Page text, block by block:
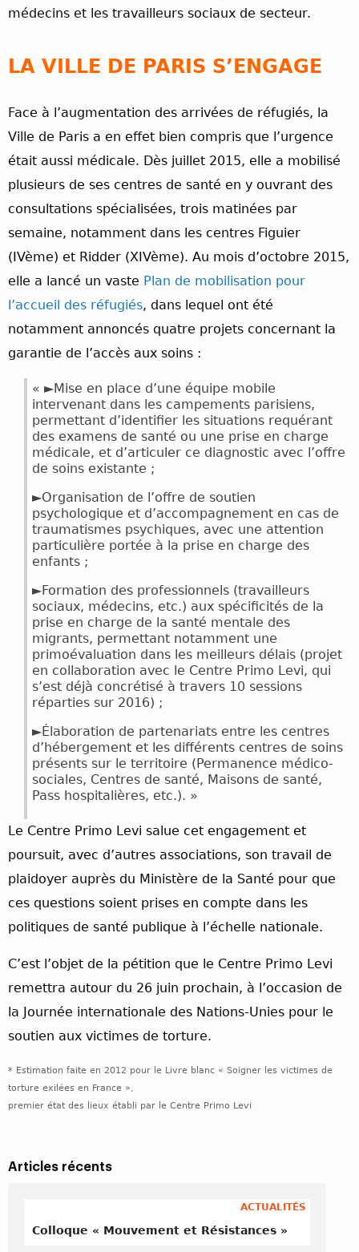
médecins et les travailleurs sociaux de secteur.
LA VILLE DE PARIS S’ENGAGE
Face à l’augmentation des arrivées de réfugiés, la
Ville de Paris a en effet bien compris que l’urgence
était aussi médicale. Dès juillet 2015, elle a mobilisé
plusieurs de ses centres de santé en y ouvrant des
consultations spécialisées, trois matinées par
semaine, notamment dans les centres Figuier
(IVème) et Ridder (XIVème). Au mois d’octobre 2015,
elle a lancé un vaste Plan de mobilisation pour
l’accueil des réfugiés, dans lequel ont été
notamment annoncés quatre projets concernant la
garantie de l’accès aux soins :
« ►Mise en place d’une équipe mobile
intervenant dans les campements parisiens,
permettant d’identifier les situations requérant
des examens de santé ou une prise en charge
médicale, et d’articuler ce diagnostic avec l’offre
de soins existante ;
►Organisation de l’offre de soutien
psychologique et d’accompagnement en cas de
traumatismes psychiques, avec une attention
particulière portée à la prise en charge des
enfants ;
►Formation des professionnels (travailleurs
sociaux, médecins, etc.) aux spécificités de la
prise en charge de la santé mentale des
migrants, permettant notamment une
primoévaluation dans les meilleurs délais (projet
en collaboration avec le Centre Primo Levi, qui
s’est déjà concrétisé à travers 10 sessions
réparties sur 2016) ;
►Élaboration de partenariats entre les centres
d’hébergement et les différents centres de soins
présents sur le territoire (Permanence médico-
sociales, Centres de santé, Maisons de santé,
Pass hospitalières, etc.). »
Le Centre Primo Levi salue cet engagement et
poursuit, avec d’autres associations, son travail de
plaidoyer auprès du Ministère de la Santé pour que
ces questions soient prises en compte dans les
politiques de santé publique à l’échelle nationale.
C’est l’objet de la pétition que le Centre Primo Levi
remettra autour du 26 juin prochain, à l’occasion de
la Journée internationale des Nations-Unies pour le
soutien aux victimes de torture.
* Estimation faite en 2012 pour le Livre blanc « Soigner les victimes de
torture exilées en France »,
premier état des lieux établi par le Centre Primo Levi
Articles récents
ACTUALITÉS
Colloque « Mouvement et Résistances »